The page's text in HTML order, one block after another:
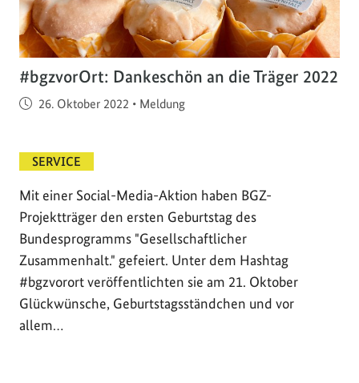
#bgzvorOrt: Dankeschön an die Träger 2022
Veröffentlicht am
26. Oktober 2022 • Meldung
SERVICE
Mit einer Social-Media-Aktion haben BGZ-
Projektträger den ersten Geburtstag des
Bundesprogramms "Gesellschaftlicher
Zusammenhalt." gefeiert. Unter dem Hashtag
#bgzvorort veröffentlichten sie am 21. Oktober
Glückwünsche, Geburtstagsständchen und vor
allem…